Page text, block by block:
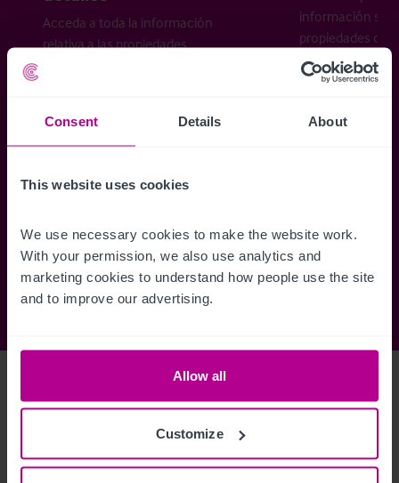
Consent Details About
This website uses cookies
We use necessary cookies to make the website work.
With your permission, we also use analytics and
marketing cookies to understand how people use the site
and to improve our advertising.
Allow all
Customize
Acceda a toda la información
relativa a las propiedades
información
propiedades
cómo desea
Regístrese ahora
to view full details